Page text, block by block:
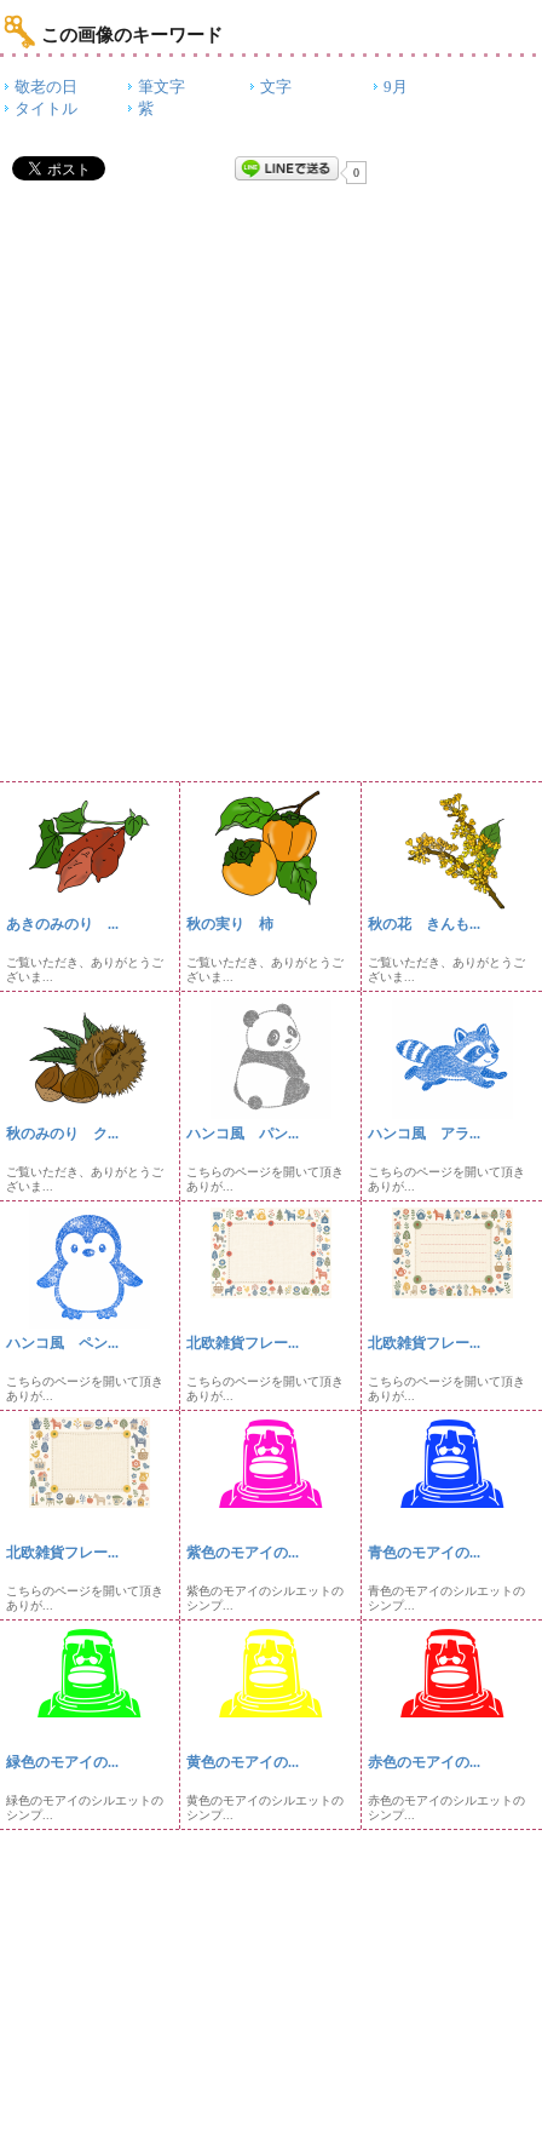
この画像のキーワード
敬老の日 筆文字 文字
9月
タイトル
紫
0
あきのみのり ...
ご覧いただき、ありがとうご
ざいま...
秋の実り 柿
ご覧いただき、ありがとうご
ざいま...
秋の花 きんも...
ご覧いただき、ありがとうご
ざいま...
秋のみのり ク...
ご覧いただき、ありがとうご
ざいま...
ハンコ風 パン...
こちらのページを開いて頂き
ありが...
ハンコ風 アラ...
こちらのページを開いて頂き
ありが...
ハンコ風 ペン...
こちらのページを開いて頂き
ありが...
北欧雑貨フレー...
こちらのページを開いて頂き
ありが...
北欧雑貨フレー...
こちらのページを開いて頂き
ありが...
北欧雑貨フレー...
こちらのページを開いて頂き
ありが...
紫色のモアイの...
紫色のモアイのシルエットの
シンプ...
青色のモアイの...
青色のモアイのシルエットの
シンプ...
緑色のモアイの...
緑色のモアイのシルエットの
シンプ...
黄色のモアイの...
黄色のモアイのシルエットの
シンプ...
赤色のモアイの...
赤色のモアイのシルエットの
シンプ...